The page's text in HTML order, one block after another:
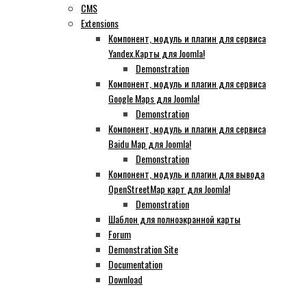
CMS
Extensions
Компонент, модуль и плагин для сервиса
Yandex.Карты для Joomla!
Demonstration
Компонент, модуль и плагин для сервиса
Google Maps для Joomla!
Demonstration
Компонент, модуль и плагин для сервиса
Baidu Map для Joomla!
Demonstration
Компонент, модуль и плагин для вывода
OpenStreetMap карт для Joomla!
Demonstration
Шаблон для полноэкранной карты
Forum
Demonstration Site
Documentation
Download